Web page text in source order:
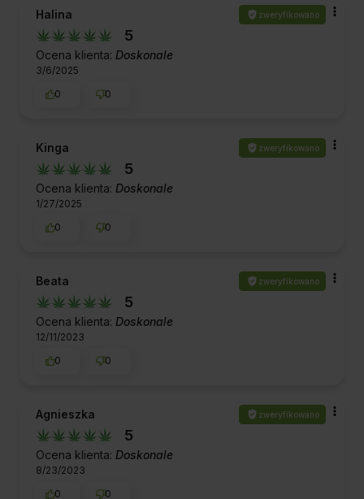
Halina zweryfikowano
5
Ocena klienta: Doskonale
3/6/2025
0
0
Kinga zweryfikowano
5
Ocena klienta: Doskonale
1/27/2025
0
0
Beata zweryfikowano
5
Ocena klienta: Doskonale
12/11/2023
0
0
Agnieszka zweryfikowano
5
Ocena klienta: Doskonale
8/23/2023
0
0